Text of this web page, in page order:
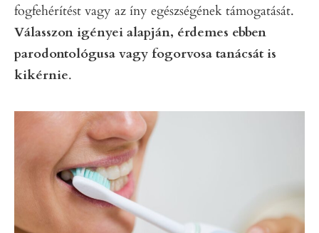
fogfehérítést vagy az íny egészségének támogatását.
Válasszon igényei alapján, érdemes ebben
parodontológusa vagy fogorvosa tanácsát is
kikérnie.